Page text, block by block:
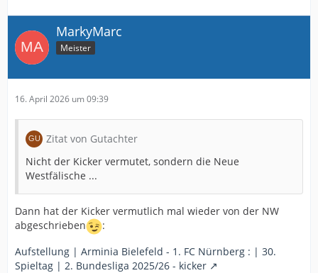
MarkyMarc
Meister
16. April 2026 um 09:39
Zitat von Gutachter
Nicht der Kicker vermutet, sondern die Neue
Westfälische ...
Dann hat der Kicker vermutlich mal wieder von der NW
abgeschrieben
:
Aufstellung | Arminia Bielefeld - 1. FC Nürnberg : | 30.
Spieltag | 2. Bundesliga 2025/26 - kicker